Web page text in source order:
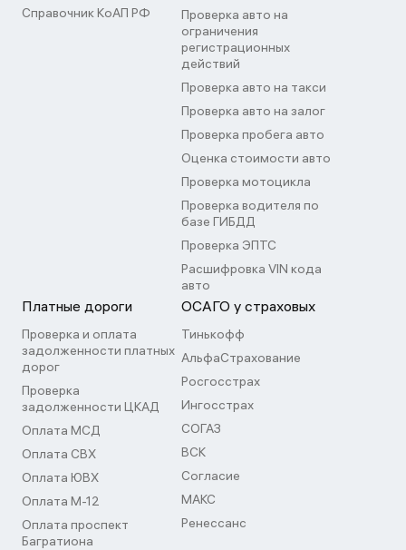
Справочник КоАП РФ
Проверка авто на
ограничения
регистрационных
действий
Проверка авто на такси
Проверка авто на залог
Проверка пробега авто
Оценка стоимости авто
Проверка мотоцикла
Проверка водителя по
базе ГИБДД
Проверка ЭПТС
Расшифровка VIN кода
авто
Платные дороги
Проверка и оплата
задолженности платных
дорог
Проверка
задолженности ЦКАД
Оплата МСД
Оплата СВХ
Оплата ЮВХ
Оплата М-12
Оплата проспект
Багратиона
ОСАГО у страховых
Тинькофф
АльфаСтрахование
Росгосстрах
Ингосстрах
СОГАЗ
ВСК
Согласие
МАКС
Ренессанс